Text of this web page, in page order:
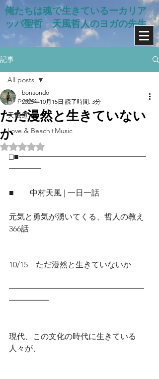
俺たちは魂で生きているー​カリア
ッパ聖哲 天風哲人のヨガの先生
記事
All posts
天風道
Love & Beach+Music
All posts
ただ漫然と生きていない
か
bonaondo
2025年10月15日 読了時間: 3分
5つ星のうちNaNと評価されています。
□■━━━━━━━━━━━━━━━━
━━━━
■　　中村天風 | 一日一話
元気と勇気が湧いてくる、哲人の教え
366話
10/15　ただ漫然と生きていないか
━━━━━━━━━━━━━━━━━
━━━━━
現代、この文化の時代に生きている
人々が、